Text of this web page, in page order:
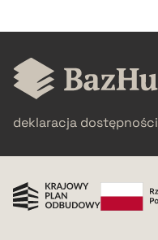
deklaracja dostępności